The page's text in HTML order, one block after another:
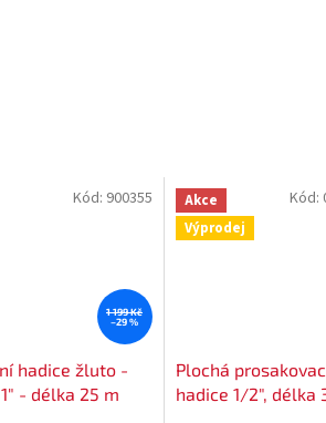
1 199 Kč
–29 %
hadice žluto -
- délka 25 m
Kód: 900355
Akce
Výprodej
Plochá
hadice 1/2", délka
Kód: